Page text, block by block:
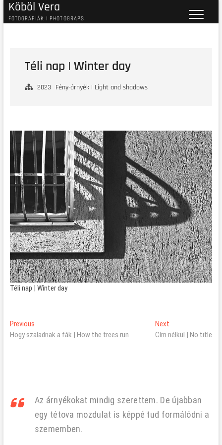
Skip
to
Köböl Vera
FOTOGRÁFIÁK | PHOTOGRAPS
Téli nap | Winter day
2023 Fény-árnyék | Light and shadows
Téli nap | Winter day
Bejegyzés
navigáció
PreviousPrevious
post:
Hogy szaladnak a fák | How the trees run
Next
post:
Cím nélkül | No title
Az árnyékokat mindig szerettem. De újabban
egy tétova mozdulat is képpé tud formálódni a
szememben.